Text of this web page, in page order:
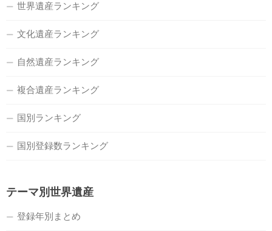
世界遺産ランキング
文化遺産ランキング
自然遺産ランキング
複合遺産ランキング
国別ランキング
国別登録数ランキング
テーマ別世界遺産
登録年別まとめ